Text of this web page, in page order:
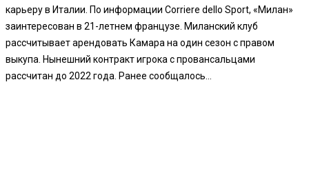
карьеру в Италии. По информации Corriere dello Sport, «Милан»
заинтересован в 21-летнем французе. Миланский клуб
рассчитывает арендовать Камара на один сезон с правом
выкупа. Нынешний контракт игрока с провансальцами
рассчитан до 2022 года. Ранее сообщалось...